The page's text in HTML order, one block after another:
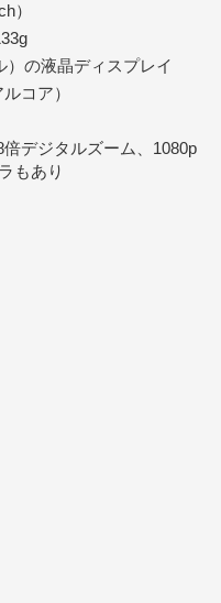
）
）の液晶ディスプレイ
コア）
デジタルズーム、1080p
もあり